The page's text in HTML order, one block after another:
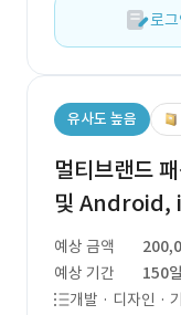
로
유사도 높음
멀티브랜드
및 Android,
예상 금액
예상 기간
150일
개발 · 디자인 ·